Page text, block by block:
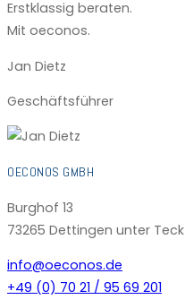
Erstklassig beraten.
Mit oeconos.
Jan Dietz
Geschäftsführer
OECONOS GMBH
Burghof 13
73265 Dettingen unter Teck
info@oeconos.de
+49 (0) 70 21 / 95 69 201